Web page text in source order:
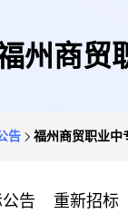
州商贸
告 福州商贸职业中
告 重新招标